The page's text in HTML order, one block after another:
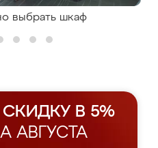
выбрать шкаф
В 5%
АВГУСТА